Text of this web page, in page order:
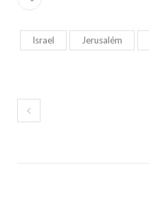
Israel Jerusalém